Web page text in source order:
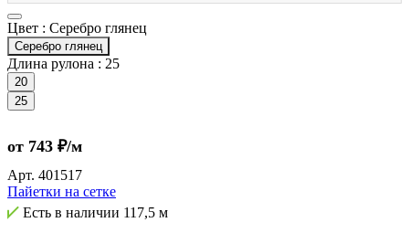
Цвет : Серебро глянец
Серебро глянец
Длина рулона : 25
20
25
от 743 ₽/м
Арт. 401517
Пайетки на сетке
Есть в наличии 117,5 м